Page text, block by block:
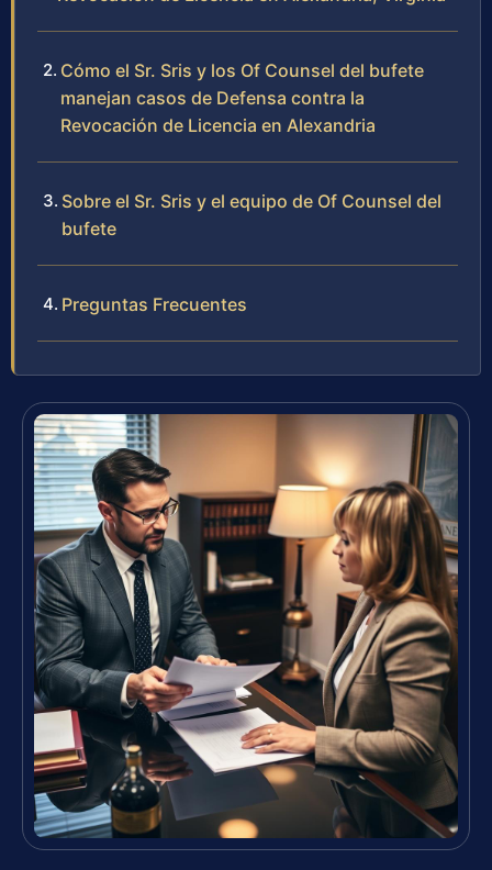
Cómo el Sr. Sris y los Of Counsel del bufete
manejan casos de Defensa contra la
Revocación de Licencia en Alexandria
Sobre el Sr. Sris y el equipo de Of Counsel del
bufete
Preguntas Frecuentes